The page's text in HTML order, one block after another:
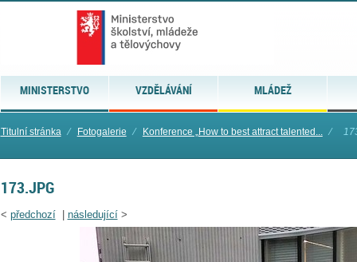
MINISTERSTVO VZDĚLÁVÁNÍ MLÁDEŽ
Titulní stránka ⁄ Fotogalerie ⁄ Konference „How to best attract talented... ⁄
173.JPG
< předchozí| následující>